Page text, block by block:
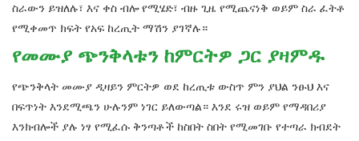
ስራውን ይዝለሉ፣ እና ቀስ ብሎ የሚሄድ፣ ብዙ ጊዜ የሚጨናነቅ ወይም ስራ ፈትቶ
የሚቀመጥ ክፍት የአፍ ከረጢት ማሽን ያገኛሉ።
የመሙያ ጭንቅላቱን ከምርትዎ ጋር ያዛምዱ
የጭንቅላት መሙያ ዲዛይን ምርትዎ ወደ ከረጢቱ ውስጥ ምን ያህል ንፁህ እና
በፍጥነት እንደሚጫን ሁሉንም ነገር ይለውጣል። እንደ ሩዝ ወይም የማዳበሪያ
እንክብሎች ያሉ ነፃ የሚፈሱ ቅንጣቶች ከስበት ስበት የሚመገቡ የተጣራ ክብደት